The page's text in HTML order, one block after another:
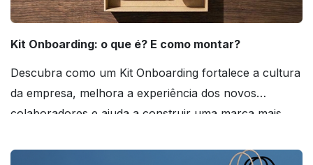
Kit Onboarding: o que é? E como montar?
Descubra como um Kit Onboarding fortalece a cultura
da empresa, melhora a experiência dos novos
colaboradores e ajuda a construir uma marca mais